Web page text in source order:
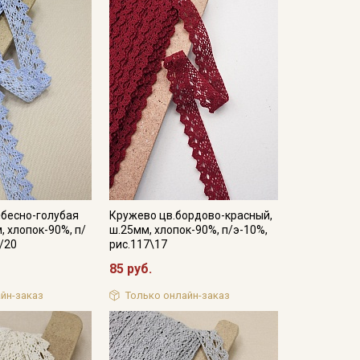
голубая
90%, п/
20
заказ
Кружево цв.бордово-красный,
ш.25мм, хлопок-90%, п/э-10%,
рис.117\17
85 руб.
Только онлайн-заказ